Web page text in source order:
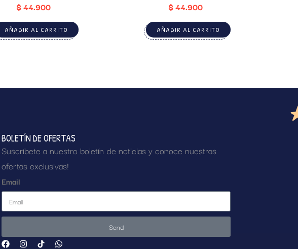
$44.900
AÑADIR AL CARRITO
$44.900
AÑADIR AL CARRITO
BOLETÍN DE OFERTAS
Suscríbete a nuestro boletín de noticias y conoce nuestras
ofertas exclusivas!
Email
Send